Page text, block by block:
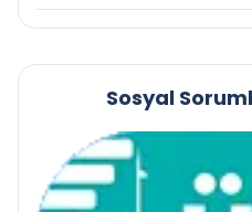
Sosyal